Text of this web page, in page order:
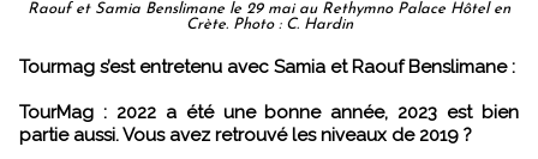
Raouf et Samia Benslimane le 29 mai au Rethymno Palace Hôtel en
Crète. Photo : C. Hardin
Tourmag s’est entretenu avec Samia et Raouf Benslimane :
TourMag : 2022 a été une bonne année, 2023 est bien
partie aussi. Vous avez retrouvé les niveaux de 2019 ?